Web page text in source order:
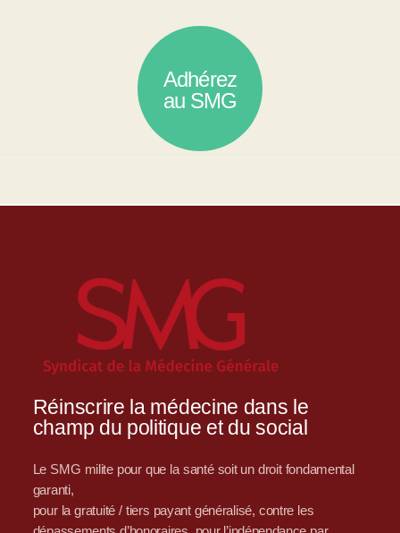
Adhérez
au SMG
Réinscrire la médecine dans le
champ du politique et du social
Le SMG milite pour que la santé soit un droit fondamental
garanti,
pour la gratuité / tiers payant généralisé, contre les